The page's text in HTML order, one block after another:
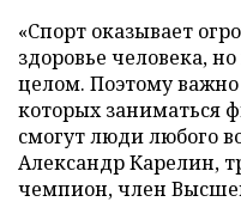
«Спорт оказывает
здоровье человека,
целом. Поэтому важно
которых заниматься
смогут люди любого
Александр Карелин,
чемпион, член